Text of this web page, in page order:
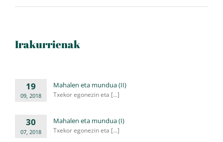
Irakurrienak
19
09, 2018
Mahalen eta mundua (II)
Txekor egonezin eta [...]
30
07, 2018
Mahalen eta mundua (I)
Txekor egonezin eta [...]